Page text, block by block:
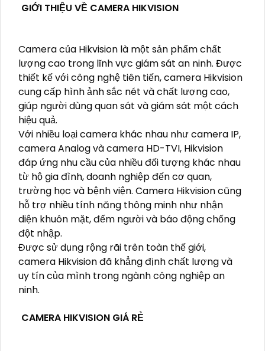
GIỚI THIỆU VỀ CAMERA HIKVISION
Camera của Hikvision là một sản phẩm chất
lượng cao trong lĩnh vực giám sát an ninh. Được
thiết kế với công nghệ tiên tiến, camera Hikvision
cung cấp hình ảnh sắc nét và chất lượng cao,
giúp người dùng quan sát và giám sát một cách
hiệu quả.
Với nhiều loại camera khác nhau như camera IP,
camera Analog và camera HD-TVI, Hikvision
đáp ứng nhu cầu của nhiều đối tượng khác nhau
từ hộ gia đình, doanh nghiệp đến cơ quan,
trường học và bệnh viện. Camera Hikvision cũng
hỗ trợ nhiều tính năng thông minh như nhận
diện khuôn mặt, đếm người và báo động chống
đột nhập.
Được sử dụng rộng rãi trên toàn thế giới,
camera Hikvision đã khẳng định chất lượng và
uy tín của mình trong ngành công nghiệp an
ninh.
CAMERA HIKVISION GIÁ RẺ